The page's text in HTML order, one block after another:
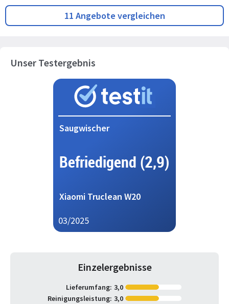
11 Angebote vergleichen
Unser Testergebnis
Saugwischer
Befriedigend (2,9)
Xiaomi Truclean W20
03/2025
Einzelergebnisse
Lieferumfang: 3,0
Reinigungsleistung: 3,0